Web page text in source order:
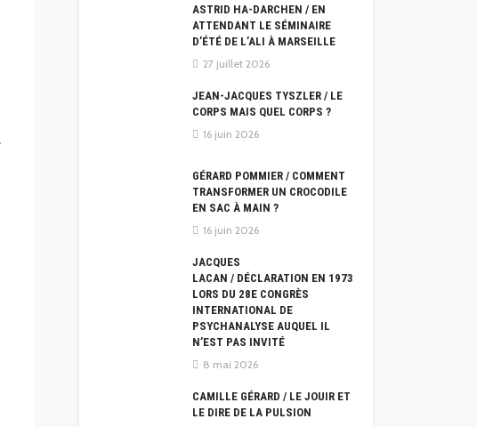
ASTRID HA-DARCHEN / EN
ATTENDANT LE SÉMINAIRE
D’ÉTÉ DE L’ALI À MARSEILLE
27 juillet 2026
JEAN-JACQUES TYSZLER / LE
CORPS MAIS QUEL CORPS ?
16 juin 2026
GÉRARD POMMIER / COMMENT
TRANSFORMER UN CROCODILE
EN SAC À MAIN ?
16 juin 2026
JACQUES
LACAN / DÉCLARATION EN 1973
LORS DU 28E CONGRÈS
INTERNATIONAL DE
PSYCHANALYSE AUQUEL IL
N’EST PAS INVITÉ
8 mai 2026
CAMILLE GÉRARD / LE JOUIR ET
LE DIRE DE LA PULSION